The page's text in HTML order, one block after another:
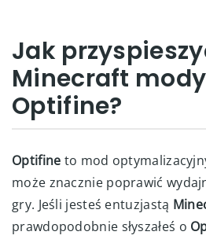
Jak
Minecraft
Optifine?
Optifine to mod
może znacznie poprawić
gry. Jeśli jesteś entuzjastą
prawdopodobnie słyszałeś o